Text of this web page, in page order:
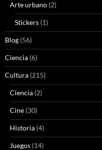
Arte urbano (2)
Stickers (1)
Blog (56)
Ciencia (6)
Cultura (215)
Ciencia (2)
Cine (30)
Historia (4)
Juegos (14)